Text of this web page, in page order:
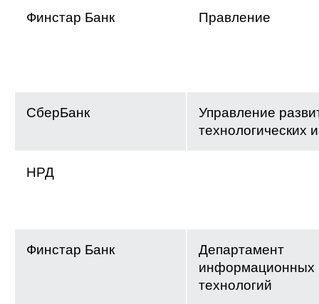
Финстар Банк Правление
СберБанк
Управление
технологических
НРД
Финстар Банк
Департамент
информационных
технологий